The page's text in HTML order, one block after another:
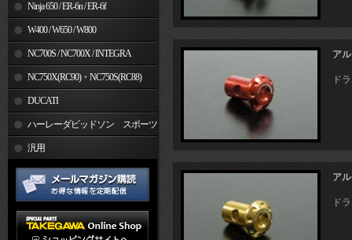
Ninja 650 / ER-6n / ER-6f
W400 / W650 / W800
NC700S / NC700X / INTEGRA
NC750X(RC90)・NC750S(RC88)
DUCATI
ハーレーダビッドソン スポーツ
スター汎用
ア
ド
ア
ド